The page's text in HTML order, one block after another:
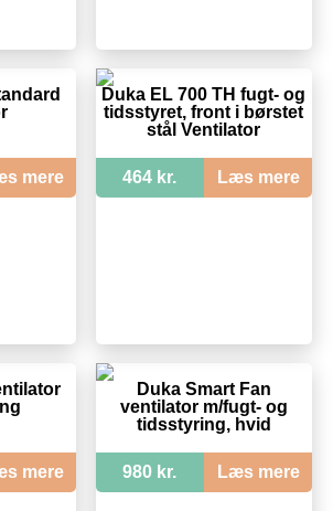
mere
Duka EL 700 TH fugt- og
tidsstyret, front i børstet
stål Ventilator
464 kr. Læs mere
mere
Duka Smart Fan
ventilator m/fugt- og
tidsstyring, hvid
980 kr. Læs mere